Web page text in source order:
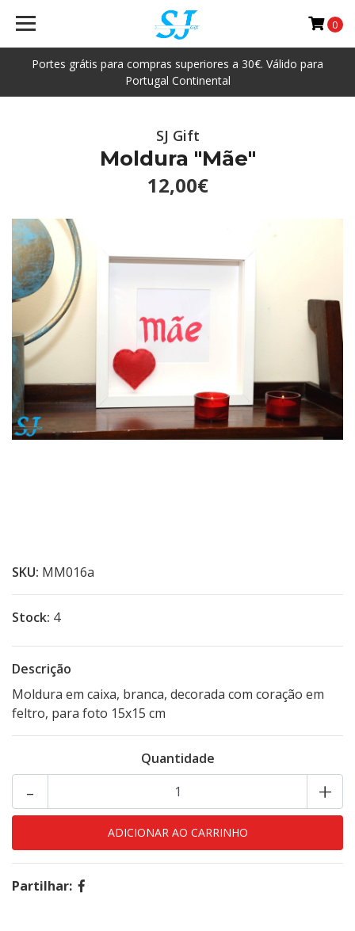
Portes grátis para compras superiores a 30€. Válido para
Portugal Continental
0
SJ Gift
Moldura "Mãe"
12,00€
SKU: MM016a
Stock: 4
Descrição
Moldura em caixa, branca, decorada com coração em
feltro, para foto 15x15 cm
Quantidade
+
-
Partilhar: